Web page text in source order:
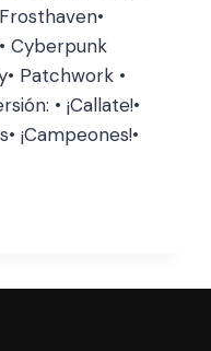
Cyberpunk
Patchwork •
• ¡Callate!•
¡Campeones!•